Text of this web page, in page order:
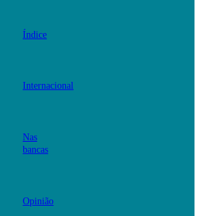
Índice
Internacional
Nas
bancas
Opinião